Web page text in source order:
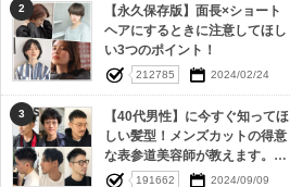
2
【永久保存版】面長×ショート
ヘアにするときに注意してほし
い3つのポイント！
212785 2024/02/24
3
【40代男性】に今すぐ知ってほ
しい髪型！メンズカットの得意
な表参道美容師が教えます。素
敵な40代をおくるための髪型特
191662 2024/09/09